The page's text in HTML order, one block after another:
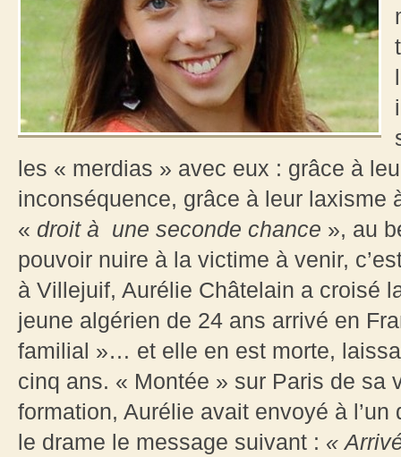
les « merdias » avec eux : grâce à
inconséquence, grâce à leur laxisme
« droit à une seconde chance », au
pouvoir nuire à la victime à venir,
à Villejuif, Aurélie Châtelain a croisé
jeune algérien de 24 ans arrivé en
familial »… et elle en est morte,
cinq ans. « Montée » sur Paris de sa
formation, Aurélie avait envoyé à
le drame le message suivant : «